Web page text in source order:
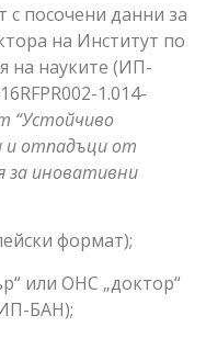
посочени данни за
на Институт по
на науките (ИП-
1.014-
“Устойчиво
и отпадъци от
за иновативни
формат);
или ОНС „доктор“
БАН);